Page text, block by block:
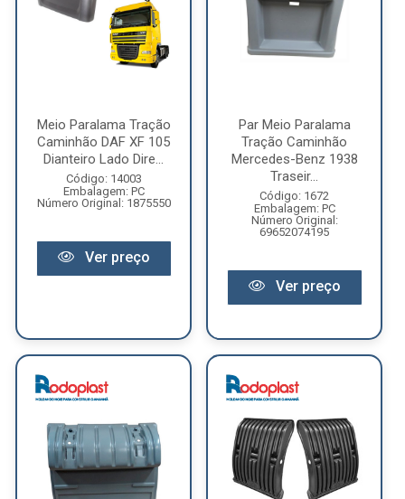
Meio Paralama Tração
Caminhão DAF XF 105
Dianteiro Lado Dire...
Código: 14003
Embalagem: PC
Número Original: 1875550
Ver preço
Par Meio Paralama
Tração Caminhão
Mercedes-Benz 1938
Traseir...
Código: 1672
Embalagem: PC
Número Original:
69652074195
Ver preço